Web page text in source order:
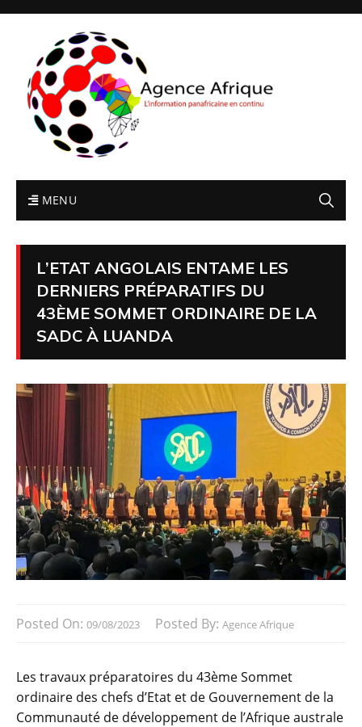
MENU
L’ETAT ANGOLAIS ENTAME LES
DERNIERS PRÉPARATIFS DU
43ÈME SOMMET ORDINAIRE DE LA
SADC À LUANDA
Posted On: 09/08/2023 Posted By: Agence Afrique
Les travaux préparatoires du 43ème Sommet
ordinaire des chefs d’Etat et de Gouvernement de la
Communauté de développement de l’Afrique australe